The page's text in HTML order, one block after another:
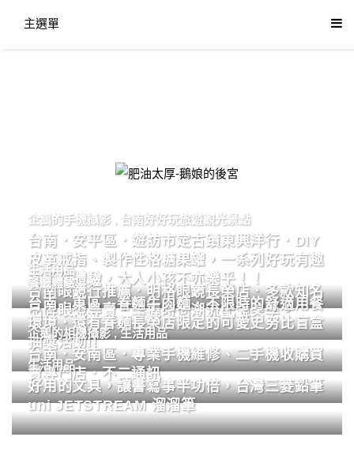
主選單
肥油太厚-鵝娘的後宮
企鵝的手機攝影 台南好好玩旅遊觀光景點
台南．安平區．遊訪市定古蹟東興洋行．DIY
皮革戒指、製作性格糖果罐，一系列好玩有趣
的手作體驗，大人小孩不亦樂乎！！
生活用品
台南眼鏡行推薦．明格眼鏡長榮店．多款知名
品牌眼鏡專賣．掌握時尚潮流配鏡美學。
餐廳體驗
台南．東區．眷麵牛肉麵．不限時的舒適用餐
環境．還有眷麵長榮店限定的可愛史努比盲盒
抽獎活動!!
企鵝的相機攝影,生活用品
台南．安南區．專業手機維修、二手機收購買
賣專門店．不二通訊
生活用品
好用的文具，讓書寫事半功倍，台灣三菱鉛筆
uni JETSTREAM 溜溜筆